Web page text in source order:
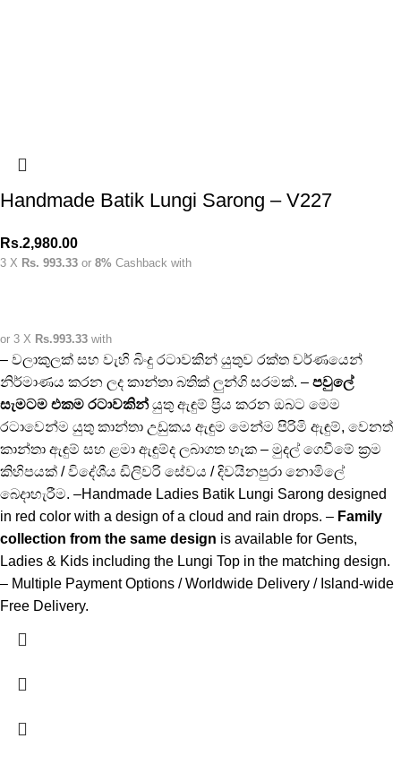
Handmade Batik Lungi Sarong – V227
Rs.2,980.00
3 X Rs. 993.33 or 8% Cashback with
or 3 X Rs.993.33 with
– වලාකුලක් සහ වැහි බිංදු රටාවකින් යුතුව රක්ත වර්ණයෙන්
නිර්මාණය කරන ලද කාන්තා බතික් ලුන්ගි සරමක්. – පවුලේ
සැමටම එකම රටාවකින් යුතු ඇඳුම් ප්‍රිය කරන ඔබට මෙම
රටාවෙන්ම යුතු කාන්තා උඩුකය ඇඳුම මෙන්ම පිරිමි ඇඳුම්, වෙනත්
කාන්තා ඇඳුම් සහ ළමා ඇඳුම්ද ලබාගත හැක – මුදල් ගෙවීමේ ක්‍රම
කිහිපයක් / විදේශීය ඩිලිවරි සේවය / දිවයිනපුරා නොමිලේ
බෙදාහැරීම. –Handmade Ladies Batik Lungi Sarong designed
in red color with a design of a cloud and rain drops. – Family
collection from the same design is available for Gents,
Ladies & Kids including the Lungi Top in the matching design.
– Multiple Payment Options / Worldwide Delivery / Island-wide
Free Delivery.